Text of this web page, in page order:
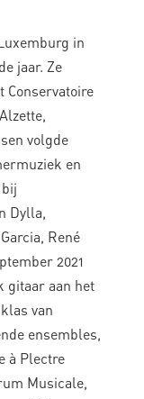
in
jaar. Ze
Conservatoire
volgde
en
Dylla,
René
2021
gitaar aan het
van
ensembles,
à Plectre
Musicale,